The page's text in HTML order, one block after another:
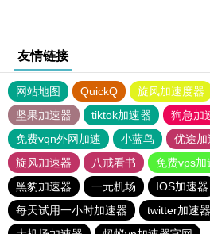
友情链接
网站地图 QuickQ 旋风加速度器
坚果加速器
tiktok加速器
狗急加
免费vqn外网加速
小蓝鸟 优途加
旋风加速器
八戒看书
免费vps加
黑豹加速器
一元机场 IOS加速器
每天试用一小时加速器
twitter加速器